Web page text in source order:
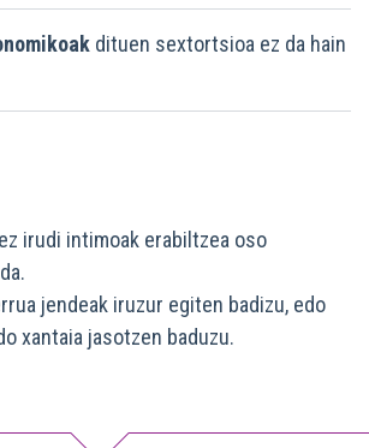
dituen sextortsioa ez da hain
irudi intimoak erabiltzea oso
jendeak iruzur egiten badizu, edo
xantaia jasotzen baduzu.